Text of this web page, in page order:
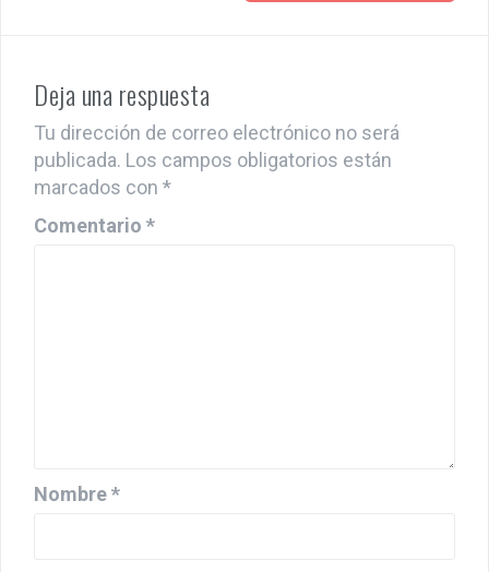
Deja una respuesta
Tu dirección de correo electrónico no será
publicada. Los campos obligatorios están
marcados con *
Comentario *
Nombre*